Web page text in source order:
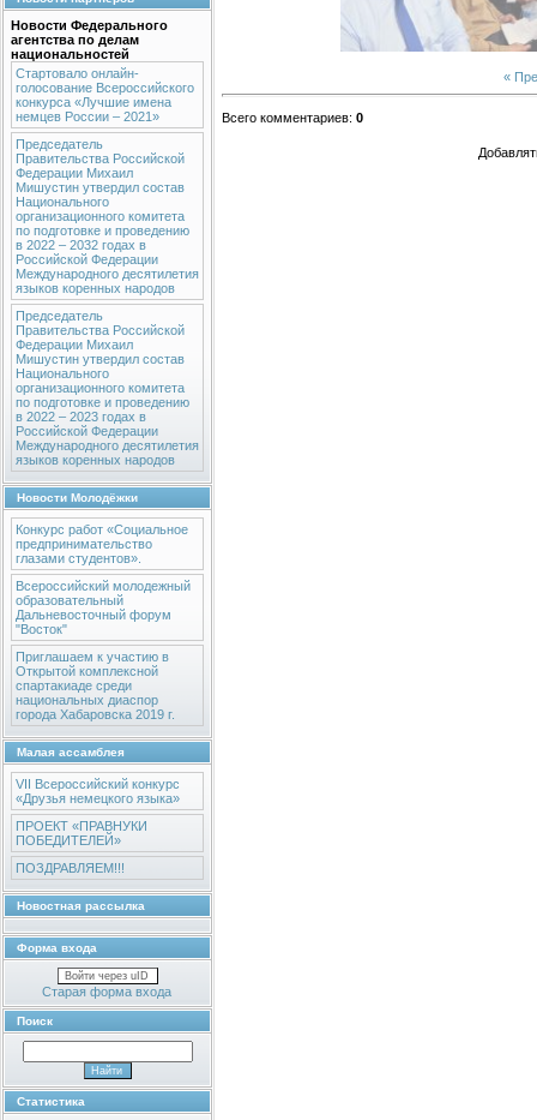
Новости Федерального
агентства по делам
национальностей
Стартовало онлайн-
голосование Всероссийского
конкурса «Лучшие имена
немцев России – 2021»
Председатель
Правительства Российской
Федерации Михаил
Мишустин утвердил состав
Национального
организационного комитета
по подготовке и проведению
в 2022 – 2032 годах в
Российской Федерации
Международного десятилетия
языков коренных народов
Председатель
Правительства Российской
Федерации Михаил
Мишустин утвердил состав
Национального
организационного комитета
по подготовке и проведению
в 2022 – 2023 годах в
Российской Федерации
Международного десятилетия
языков коренных народов
Новости Молодёжки
Конкурс работ «Социальное
предпринимательство
глазами студентов».
Всероссийский молодежный
образовательный
Дальневосточный форум
"Восток"
Приглашаем к участию в
Открытой комплексной
спартакиаде среди
национальных диаспор
города Хабаровска 2019 г.
Малая ассамблея
VII Всероссийский конкурс
«Друзья немецкого языка»
ПРОЕКТ «ПРАВНУКИ
ПОБЕДИТЕЛЕЙ»
ПОЗДРАВЛЯЕМ!!!
Новостная рассылка
Форма входа
Войти через uID
Старая форма входа
Поиск
Статистика
«
Всего комментариев: 0